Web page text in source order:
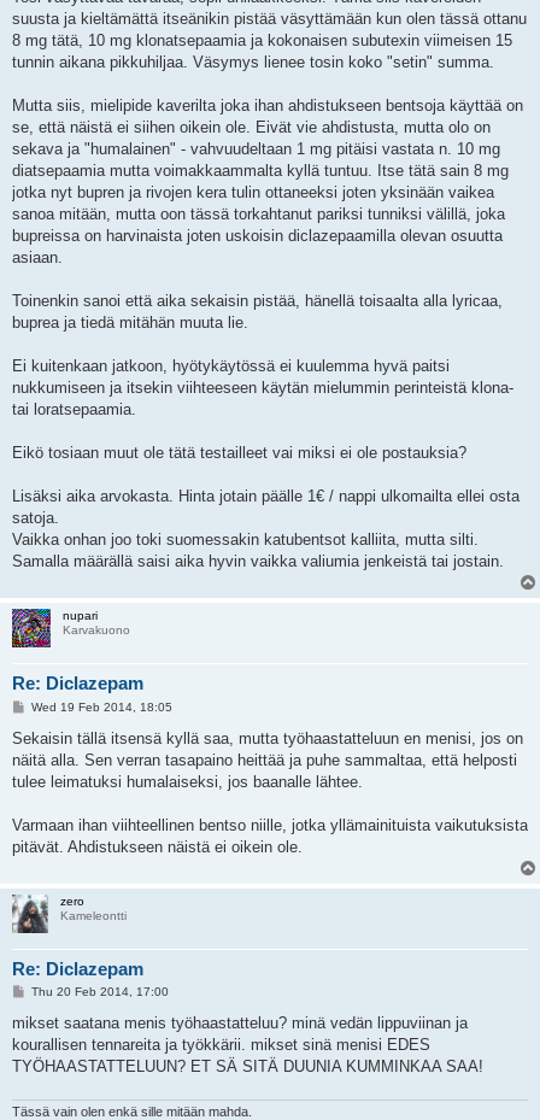
suusta ja kieltämättä itseänikin pistää väsyttämään kun olen tässä ottanu
8 mg tätä, 10 mg klonatsepaamia ja kokonaisen subutexin viimeisen 15
tunnin aikana pikkuhiljaa. Väsymys lienee tosin koko "setin" summa.
Mutta siis, mielipide kaverilta joka ihan ahdistukseen bentsoja käyttää on
se, että näistä ei siihen oikein ole. Eivät vie ahdistusta, mutta olo on
sekava ja "humalainen" - vahvuudeltaan 1 mg pitäisi vastata n. 10 mg
diatsepaamia mutta voimakkaammalta kyllä tuntuu. Itse tätä sain 8 mg
jotka nyt bupren ja rivojen kera tulin ottaneeksi joten yksinään vaikea
sanoa mitään, mutta oon tässä torkahtanut pariksi tunniksi välillä, joka
bupreissa on harvinaista joten uskoisin diclazepaamilla olevan osuutta
asiaan.
Toinenkin sanoi että aika sekaisin pistää, hänellä toisaalta alla lyricaa,
buprea ja tiedä mitähän muuta lie.
Ei kuitenkaan jatkoon, hyötykäytössä ei kuulemma hyvä paitsi
nukkumiseen ja itsekin viihteeseen käytän mielummin perinteistä klona-
tai loratsepaamia.
Eikö tosiaan muut ole tätä testailleet vai miksi ei ole postauksia?
Lisäksi aika arvokasta. Hinta jotain päälle 1€ / nappi ulkomailta ellei osta
satoja.
Vaikka onhan joo toki suomessakin katubentsot kalliita, mutta silti.
Samalla määrällä saisi aika hyvin vaikka valiumia jenkeistä tai jostain.
nupari
Karvakuono
Re: Diclazepam
P
s
Wed 19 Feb 2014, 18:05
Sekaisin tällä itsensä kyllä saa, mutta työhaastatteluun en menisi, jos on
näitä alla. Sen verran tasapaino heittää ja puhe sammaltaa, että helposti
tulee leimatuksi humalaiseksi, jos baanalle lähtee.
Varmaan ihan viihteellinen bentso niille, jotka yllämainituista vaikutuksista
pitävät. Ahdistukseen näistä ei oikein ole.
zero
Kameleontti
Re: Diclazepam
P
s
Thu 20 Feb 2014, 17:00
mikset saatana menis työhaastatteluu? minä vedän lippuviinan ja
kourallisen tennareita ja työkkärii. mikset sinä menisi EDES
TYÖHAASTATTELUUN? ET SÄ SITÄ DUUNIA KUMMINKAA SAA!
Tässä vain olen enkä sille mitään mahda.